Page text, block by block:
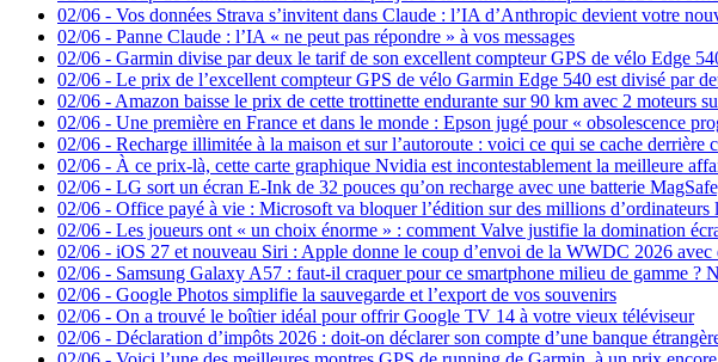
02/06 - Vos données Strava s’invitent dans Claude : l’IA d’Anthropic devient votre
02/06 - Panne Claude : l’IA « ne peut pas répondre » à vos messages
02/06 - Garmin divise par deux le tarif de son excellent compteur GPS de vélo Edge
02/06 - Le prix de l’excellent compteur GPS de vélo Garmin Edge 540 est divisé par
02/06 - Amazon baisse le prix de cette trottinette endurante sur 90 km avec 2 moteurs
02/06 - Une première en France et dans le monde : Epson jugé pour « obsolescence
02/06 - Recharge illimitée à la maison et sur l’autoroute : voici ce qui se cache
02/06 - À ce prix-là, cette carte graphique Nvidia est incontestablement la meilleure
02/06 - LG sort un écran E-Ink de 32 pouces qu’on recharge avec une batterie
02/06 - Office payé à vie : Microsoft va bloquer l’édition sur des millions
02/06 - Les joueurs ont « un choix énorme » : comment Valve justifie la domination
02/06 - iOS 27 et nouveau Siri : Apple donne le coup d’envoi de la WWDC 2026 avec
02/06 - Samsung Galaxy A57 : faut-il craquer pour ce smartphone milieu de gamme ?
02/06 - Google Photos simplifie la sauvegarde et l’export de vos souvenirs
02/06 - On a trouvé le boîtier idéal pour offrir Google TV 14 à votre vieux téléviseur
02/06 - Déclaration d’impôts 2026 : doit-on déclarer son compte d’une banque